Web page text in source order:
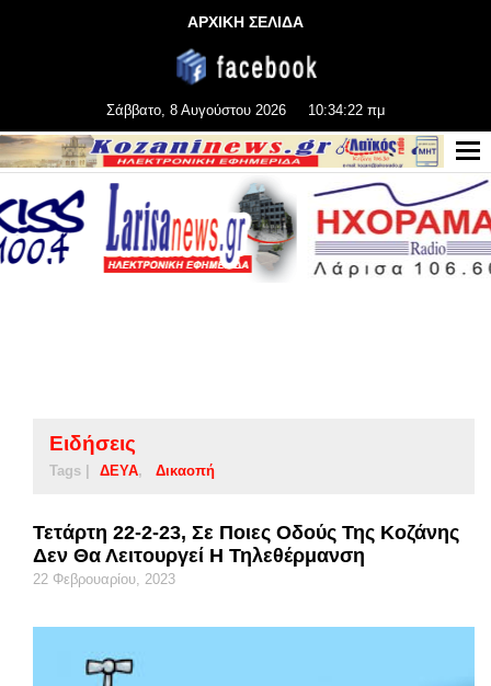
ΑΡΧΙΚΗ ΣΕΛΙΔΑ
Σάββατο, 8 Αυγούστου 2026 10:34:22 πμ
Ειδήσεις
Tags | ΔΕΥΑ Δικαοπή
Τετάρτη 22-2-23, Σε Ποιες Οδούς Της Κοζάνης
Δεν Θα Λειτουργεί Η Τηλεθέρμανση
22 Φεβρουαρίου, 2023